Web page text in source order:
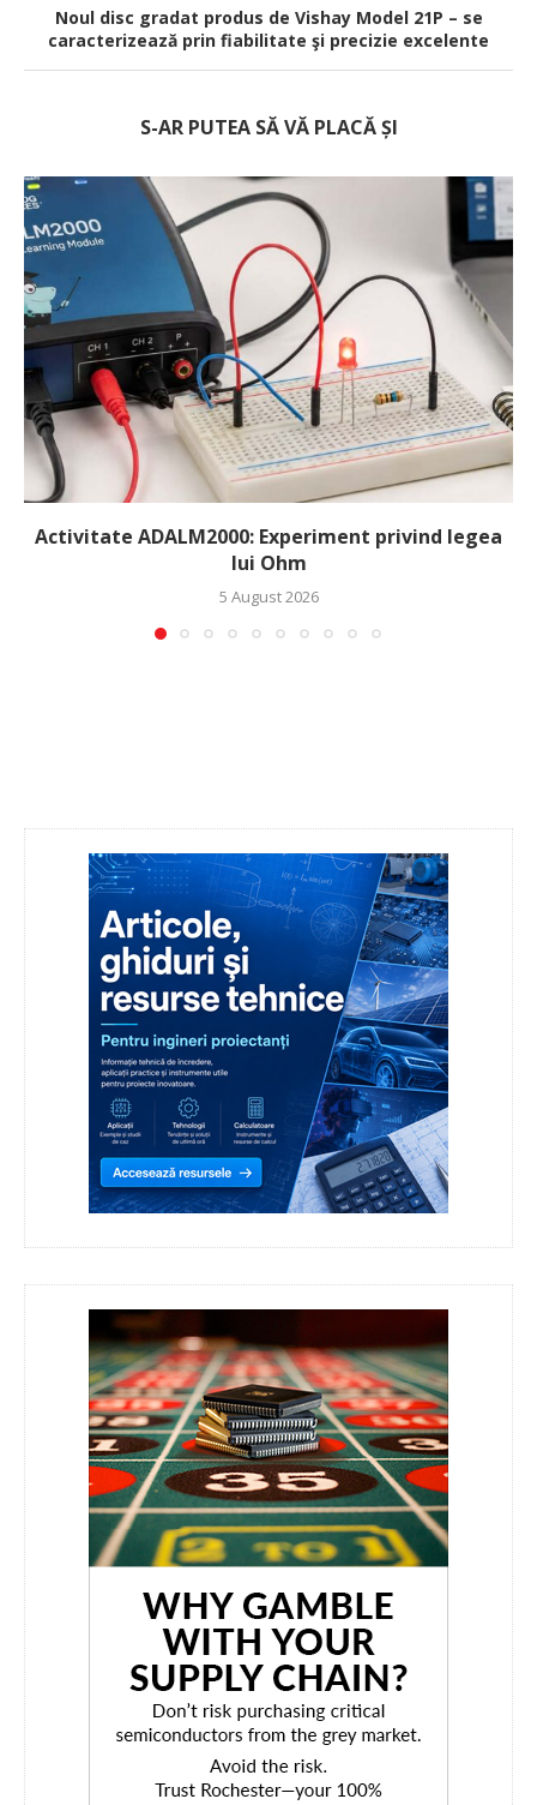
Noul disc gradat produs de Vishay Model 21P – se
caracterizează prin fiabilitate şi precizie excelente
S-AR PUTEA SĂ VĂ PLACĂ ȘI
Activitate ADALM2000: Experiment privind legea
lui Ohm
5 August 2026